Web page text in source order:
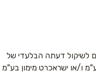
לשיקול דעתה הבלעדי של
ו/או ישראכרט מימון בע"מ